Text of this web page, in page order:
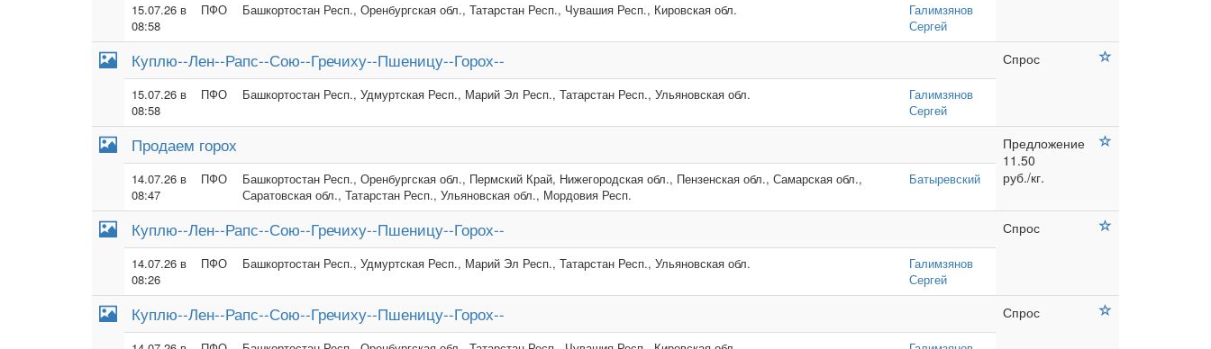
15.07.26 в
08:58
ПФО Башкортостан Респ., Оренбургская обл., Татарстан Респ., Чувашия Респ., Кировская обл.
Галимзянов
Сергей
Куплю--Лен--Рапс--Сою--Гречиху--Пшеницу--Горох-- Спрос
15.07.26 в
08:58
ПФО Башкортостан Респ., Удмуртская Респ., Марий Эл Респ., Татарстан Респ., Ульяновская обл.
Галимзянов
Сергей
Продаем горох
Предложение
11.50
руб./кг.
14.07.26 в
08:47
ПФО
Башкортостан Респ., Оренбургская обл., Пермский Край, Нижегородская обл., Пензенская обл., Самарская обл.,
Саратовская обл., Татарстан Респ., Ульяновская обл., Мордовия Респ.
Батыревский
Куплю--Лен--Рапс--Сою--Гречиху--Пшеницу--Горох-- Спрос
14.07.26 в
08:26
ПФО Башкортостан Респ., Удмуртская Респ., Марий Эл Респ., Татарстан Респ., Ульяновская обл.
Галимзянов
Сергей
Куплю--Лен--Рапс--Сою--Гречиху--Пшеницу--Горох-- Спрос